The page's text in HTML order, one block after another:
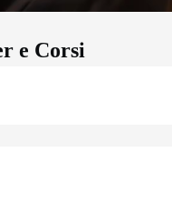
e Corsi